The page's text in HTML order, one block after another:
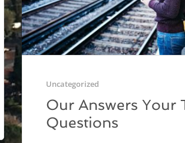
Uncategorized
Our Answers Your
Questions